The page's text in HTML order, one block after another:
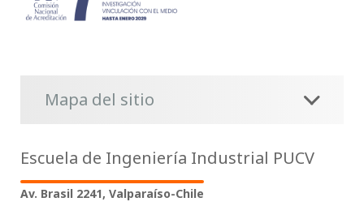
Mapa del sitio
Escuela de Ingeniería Industrial PUCV
Av. Brasil 2241, Valparaíso-Chile